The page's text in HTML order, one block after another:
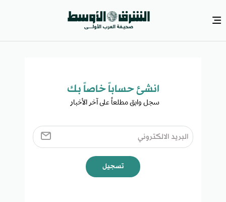
انشئ حساباً خاصاً بك​
سجل وابق مطلعاً على آخر الأخبار ​
تسجيل